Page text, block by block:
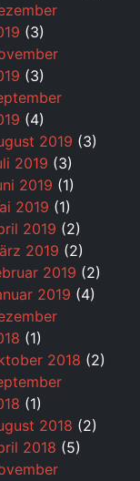
(3)
(3)
(4)
2019 (3)
2019 (3)
2019 (1)
2019 (1)
2019 (2)
2019 (2)
2019 (2)
2019 (4)
(1)
2018 (2)
(1)
2018 (2)
2018 (5)